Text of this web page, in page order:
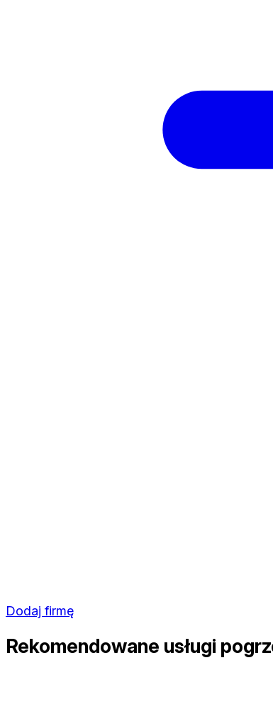
Dodaj firmę
Rekomendowane usługi